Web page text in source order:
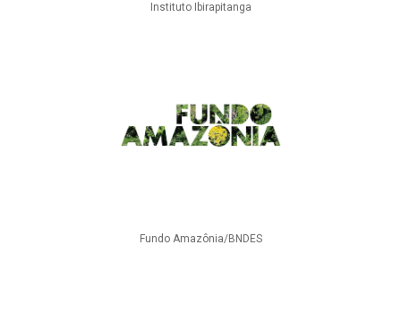
Instituto Ibirapitanga
Fundo Amazônia/BNDES